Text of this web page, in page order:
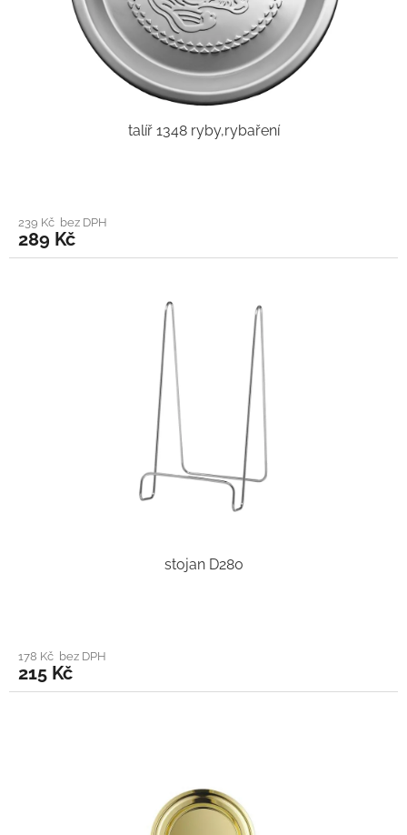
talíř 1348 ryby,rybaření
239 Kč bez DPH
289 Kč
stojan D280
178 Kč bez DPH
215 Kč